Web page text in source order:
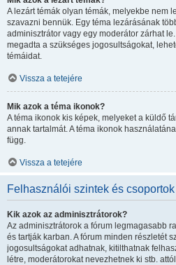
A lezárt témák olyan témák, melyekbe nem
szavazni bennük. Egy téma lezárásának
adminisztrátor vagy egy moderátor zárhat
megadta a szükséges jogosultságokat,
témáidat.
Vissza a tetejére
Mik azok a téma ikonok?
A téma ikonok kis képek, melyeket a küldő
annak tartalmát. A téma ikonok
függ.
Vissza a tetejére
Felhasználói szintek és csoportok
Kik azok az adminisztrátorok?
Az adminisztrátorok a fórum legmagasabb
és tartják karban. A fórum minden részletét
jogosultságokat adhatnak, kitilthatnak
létre, moderátorokat nevezhetnek ki stb.